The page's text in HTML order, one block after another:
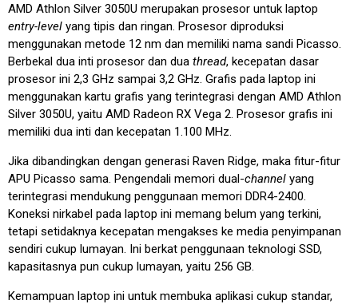
AMD Athlon Silver 3050U merupakan prosesor untuk laptop
entry-level yang tipis dan ringan. Prosesor diproduksi
menggunakan metode 12 nm dan memiliki nama sandi Picasso.
Berbekal dua inti prosesor dan dua thread, kecepatan dasar
prosesor ini 2,3 GHz sampai 3,2 GHz. Grafis pada laptop ini
menggunakan kartu grafis yang terintegrasi dengan AMD Athlon
Silver 3050U, yaitu AMD Radeon RX Vega 2. Prosesor grafis ini
memiliki dua inti dan kecepatan 1.100 MHz.
Jika dibandingkan dengan generasi Raven Ridge, maka fitur-fitur
APU Picasso sama. Pengendali memori dual-channel yang
terintegrasi mendukung penggunaan memori DDR4-2400.
Koneksi nirkabel pada laptop ini memang belum yang terkini,
tetapi setidaknya kecepatan mengakses ke media penyimpanan
sendiri cukup lumayan. Ini berkat penggunaan teknologi SSD,
kapasitasnya pun cukup lumayan, yaitu 256 GB.
Kemampuan laptop ini untuk membuka aplikasi cukup standar,